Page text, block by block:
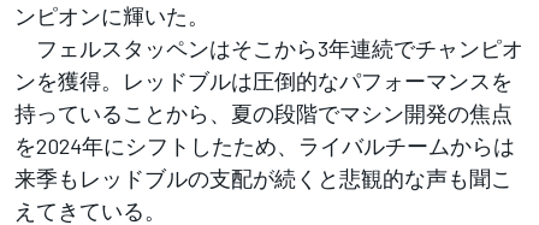
ンピオンに輝いた。
フェルスタッペンはそこから3年連続でチャンピオ
ンを獲得。レッドブルは圧倒的なパフォーマンスを
持っていることから、夏の段階でマシン開発の焦点
を2024年にシフトしたため、ライバルチームからは
来季もレッドブルの支配が続くと悲観的な声も聞こ
えてきている。